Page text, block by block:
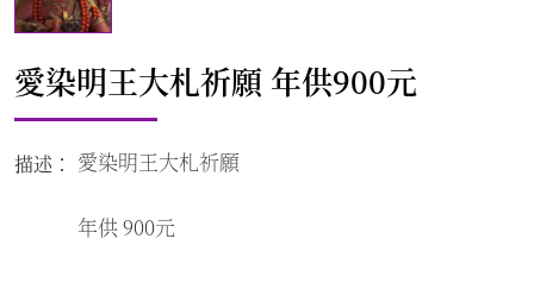
愛染明王大札祈願 年供900元
描述： 愛染明王大札祈願
年供 900元